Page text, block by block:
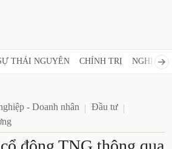
THÁI NGUYÊN CHÍNH TRỊ NGHỊ
- Doanh nhân
Đầu tư